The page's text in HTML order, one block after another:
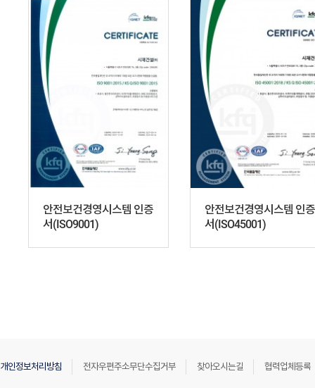
안전보건경영시스템 인증
서(ISO9001)
안전보건경영시스템 인증
서(ISO45001)
개인정보처리방침 전자우편주소무단수집거부 찾아오시는길 협력업체등록